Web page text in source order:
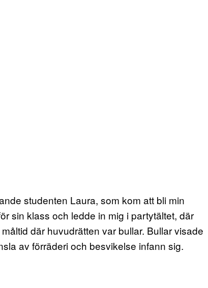
studenten Laura, som kom att bli min
sin klass och ledde in mig i partytältet, där
där huvudrätten var bullar. Bullar visade
av förräderi och besvikelse infann sig.